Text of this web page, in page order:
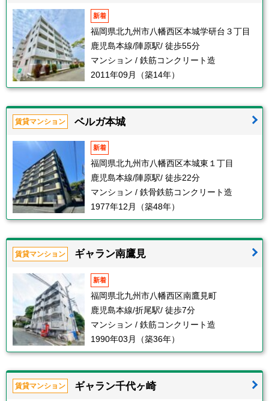
新着
福岡県北九州市八幡西区本城学研台３丁目
鹿児島本線/陣原駅/ 徒歩55分
マンション / 鉄筋コンクリート造
2011年09月（築14年）
賃貸マンション ベルガ本城
新着
福岡県北九州市八幡西区本城東１丁目
鹿児島本線/陣原駅/ 徒歩22分
マンション / 鉄骨鉄筋コンクリート造
1977年12月（築48年）
賃貸マンション ギャラン南鷹見
新着
福岡県北九州市八幡西区南鷹見町
鹿児島本線/折尾駅/ 徒歩7分
マンション / 鉄筋コンクリート造
1990年03月（築36年）
賃貸マンション ギャラン千代ヶ崎